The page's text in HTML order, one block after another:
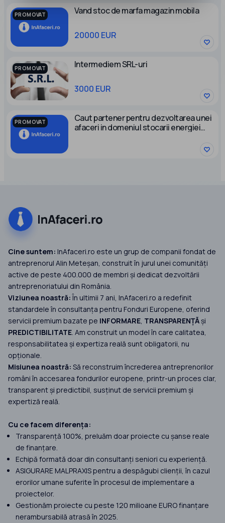
PROMOVAT Vand stoc de marfa magazin mobila
20000 EUR
PROMOVAT Intermediem SRL-uri
3000 EUR
PROMOVAT
Caut partener pentru dezvoltarea unei
afaceri in domeniul stocarii energiei
Cine suntem: InAfaceri.ro este un grup de companii fondat de
antreprenorul Alin Meteșan, construit în jurul unei comunități
active de peste 400.000 de membri și dedicat dezvoltării
antreprenoriatului din România.
Viziunea noastră:În ultimii 7 ani, InAfaceri.ro a redefinit
standardele în consultanța pentru Fonduri Europene, oferind
servicii premium bazate pe INFORMARE, TRANSPARENȚĂși
PREDICTIBILITATE. Am construit un model în care calitatea,
responsabilitatea și expertiza reală sunt obligatorii, nu
opționale.
Misiunea noastră: Să reconstruim încrederea antreprenorilor
români în accesarea fondurilor europene, printr-un proces clar,
transparent și predictibil, susținut de servicii premium și
expertiză reală.
Cu ce facem diferența:
Transparență 100%, preluăm doar proiecte cu șanse reale
de finanțare.
Echipă formată doar din consultanți seniori cu experiență.
ASIGURARE MALPRAXIS pentru a despăgubi clienții, în cazul
erorilor umane suferite în procesul de implementare a
proiectelor.
Gestionăm proiecte cu peste 120 milioane EURO finanțare
nerambursabilă atrasă în 2025.